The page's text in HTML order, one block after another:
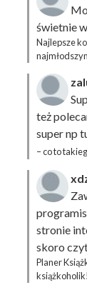
świetnie
Najlepsze
też
super np
– co to
stronie
skoro
Planer
książkoholik!